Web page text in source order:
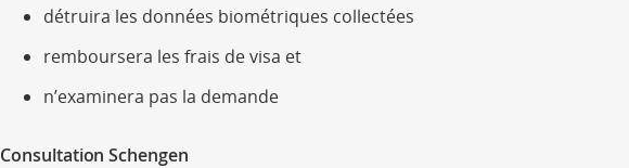
détruira les données biométriques collectées
remboursera les frais de visa et
n’examinera pas la demande
Consultation Schengen